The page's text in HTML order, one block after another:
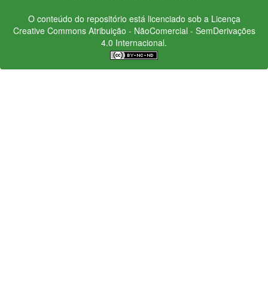
O conteúdo do repositório está licenciado sob a Licença
Creative CommonsAtribuição - NãoComercial - SemDerivações
4.0 Internacional.